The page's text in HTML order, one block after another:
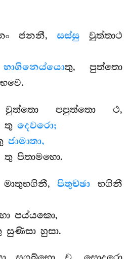
ජනනී,සස්සු වුත්තාථ
තු, පුත්තො
වුත්තො පපුත්තො ථ,
තු දෙවරො;
ජාමාතා,
පිතාමහො.
පිතුච්ඡා භගිනී
පය්යකො,
සුණිසා හුසා.